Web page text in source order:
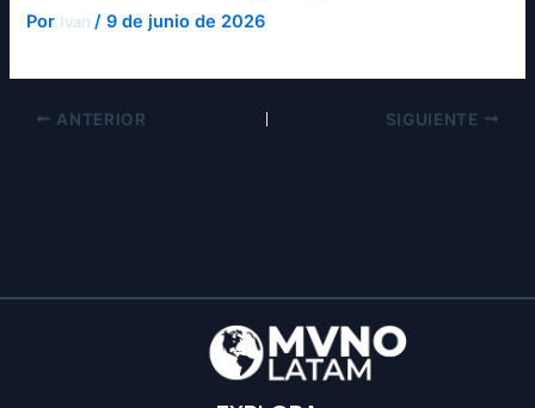
Por Ivan/9 de junio de 2026
ANTERIOR SIGUIENTE